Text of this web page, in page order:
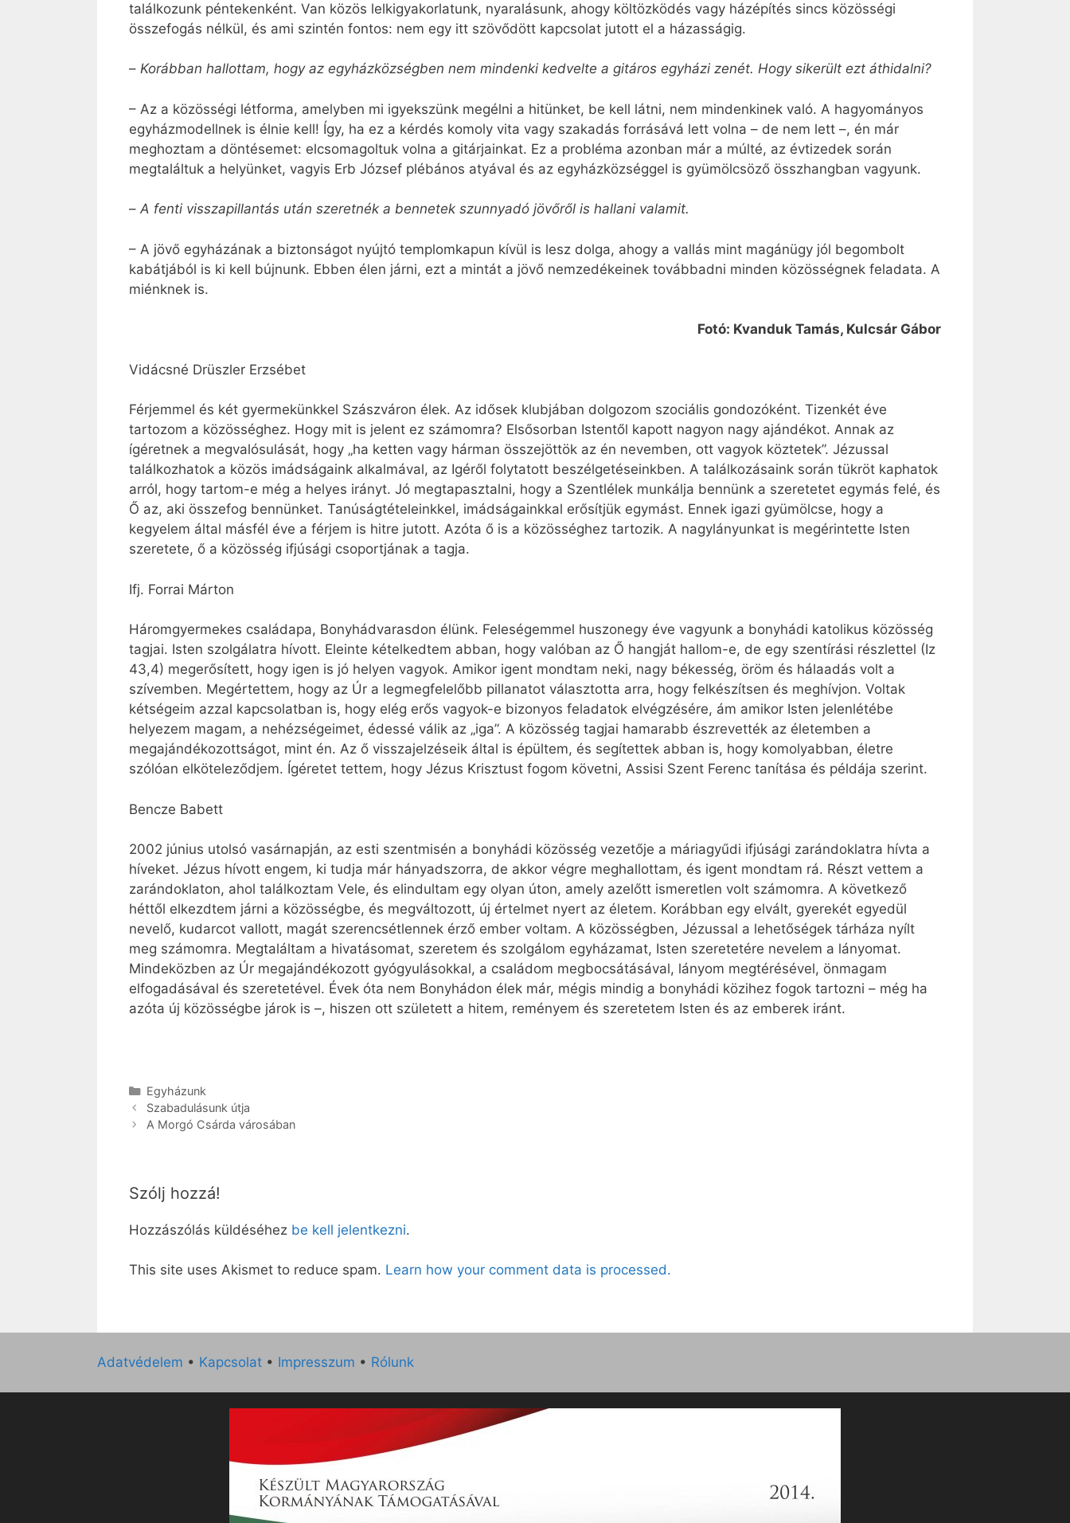
találkozunk péntekenként. Van közös lelkigyakorlatunk, nyaralásunk, ahogy költözködés vagy házépítés sincs közösségi
összefogás nélkül, és ami szintén fontos: nem egy itt szövődött kapcsolat jutott el a házasságig.
– Korábban hallottam, hogy az egyházközségben nem mindenki kedvelte a gitáros egyházi zenét. Hogy sikerült ezt áthidalni?
– Az a közösségi létforma, amelyben mi igyekszünk megélni a hitünket, be kell látni, nem mindenkinek való. A hagyományos
egyházmodellnek is élnie kell! Így, ha ez a kérdés komoly vita vagy szakadás forrásává lett volna – de nem lett –, én már
meghoztam a döntésemet: elcsomagoltuk volna a gitárjainkat. Ez a probléma azonban már a múlté, az évtizedek során
megtaláltuk a helyünket, vagyis Erb József plébános atyával és az egyházközséggel is gyümölcsöző összhangban vagyunk.
– A fenti visszapillantás után szeretnék a bennetek szunnyadó jövőről is hallani valamit.
– A jövő egyházának a biztonságot nyújtó templomkapun kívül is lesz dolga, ahogy a vallás mint magánügy jól begombolt
kabátjából is ki kell bújnunk. Ebben élen járni, ezt a mintát a jövő nemzedékeinek továbbadni minden közösségnek feladata. A
miénknek is.
Fotó: Kvanduk Tamás, Kulcsár Gábor
Vidácsné Drüszler Erzsébet
Férjemmel és két gyermekünkkel Szászváron élek. Az idősek klubjában dolgozom szociális gondozóként. Tizenkét éve
tartozom a közösséghez. Hogy mit is jelent ez számomra? Elsősorban Istentől kapott nagyon nagy ajándékot. Annak az
ígéretnek a megvalósulását, hogy „ha ketten vagy hárman összejöttök az én nevemben, ott vagyok köztetek”. Jézussal
találkozhatok a közös imádságaink alkalmával, az Igéről folytatott beszélgetéseinkben. A találkozásaink során tükröt kaphatok
arról, hogy tartom-e még a helyes irányt. Jó megtapasztalni, hogy a Szentlélek munkálja bennünk a szeretetet egymás felé, és
Ő az, aki összefog bennünket. Tanúságtételeinkkel, imádságainkkal erősítjük egymást. Ennek igazi gyümölcse, hogy a
kegyelem által másfél éve a férjem is hitre jutott. Azóta ő is a közösséghez tartozik. A nagylányunkat is megérintette Isten
szeretete, ő a közösség ifjúsági csoportjának a tagja.
Ifj. Forrai Márton
Háromgyermekes családapa, Bonyhádvarasdon élünk. Feleségemmel huszonegy éve vagyunk a bonyhádi katolikus közösség
tagjai. Isten szolgálatra hívott. Eleinte kételkedtem abban, hogy valóban az Ő hangját hallom-e, de egy szentírási részlettel (Iz
43,4) megerősített, hogy igen is jó helyen vagyok. Amikor igent mondtam neki, nagy békesség, öröm és hálaadás volt a
szívemben. Megértettem, hogy az Úr a legmegfelelőbb pillanatot választotta arra, hogy felkészítsen és meghívjon. Voltak
kétségeim azzal kapcsolatban is, hogy elég erős vagyok-e bizonyos feladatok elvégzésére, ám amikor Isten jelenlétébe
helyezem magam, a nehézségeimet, édessé válik az „iga”. A közösség tagjai hamarabb észrevették az életemben a
megajándékozottságot, mint én. Az ő visszajelzéseik által is épültem, és segítettek abban is, hogy komolyabban, életre
szólóan elköteleződjem. Ígéretet tettem, hogy Jézus Krisztust fogom követni, Assisi Szent Ferenc tanítása és példája szerint.
Bencze Babett
2002 június utolsó vasárnapján, az esti szentmisén a bonyhádi közösség vezetője a máriagyűdi ifjúsági zarándoklatra hívta a
híveket. Jézus hívott engem, ki tudja már hányadszorra, de akkor végre meghallottam, és igent mondtam rá. Részt vettem a
zarándoklaton, ahol találkoztam Vele, és elindultam egy olyan úton, amely azelőtt ismeretlen volt számomra. A következő
héttől elkezdtem járni a közösségbe, és megváltozott, új értelmet nyert az életem. Korábban egy elvált, gyerekét egyedül
nevelő, kudarcot vallott, magát szerencsétlennek érző ember voltam. A közösségben, Jézussal a lehetőségek tárháza nyílt
meg számomra. Megtaláltam a hivatásomat, szeretem és szolgálom egyházamat, Isten szeretetére nevelem a lányomat.
Mindeközben az Úr megajándékozott gyógyulásokkal, a családom megbocsátásával, lányom megtérésével, önmagam
elfogadásával és szeretetével. Évek óta nem Bonyhádon élek már, mégis mindig a bonyhádi közihez fogok tartozni – még ha
azóta új közösségbe járok is –, hiszen ott született a hitem, reményem és szeretetem Isten és az emberek iránt.
Kategória
Egyházunk
Szabadulásunk útja
A Morgó Csárda városában
Szólj hozzá!
Hozzászólás küldéséhez be kell jelentkezni.
This site uses Akismet to reduce spam. Learn how your comment data is processed.
Adatvédelem • Kapcsolat • Impresszum • Rólunk